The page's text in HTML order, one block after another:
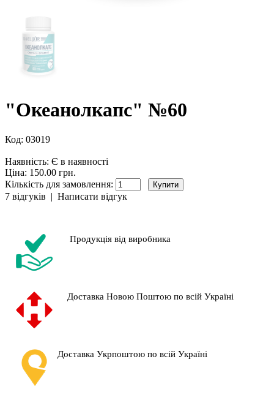
"Океанолкапс" №60
Код: 03019
Наявність: Є в наявності
Ціна: 150.00 грн.
Кількість для замовлення:
7 відгуків | Написати відгук
Продукція від виробника
Доставка Новою Поштою по всій Україні
Доставка Укрпоштою по всій Україні